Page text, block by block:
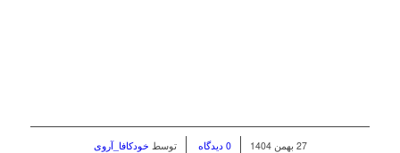
27 بهمن 1404
/ 0 دیدگاه توسط خودکافا_آر‌وی